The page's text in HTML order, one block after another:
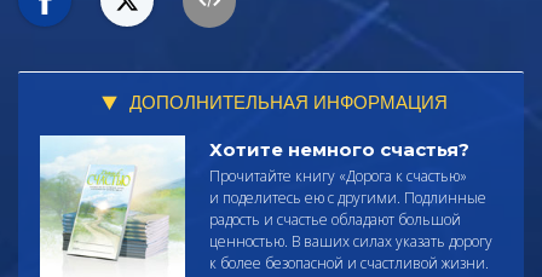
ДОПОЛНИТЕЛЬНАЯ ИНФОРМАЦИЯ
Хотите немного счастья?
Прочитайте книгу «Дорога к счастью»
и поделитесь ею с другими. Подлинные
радость и счастье обладают большой
ценностью. В ваших силах указать дорогу
к более безопасной и счастливой жизни.